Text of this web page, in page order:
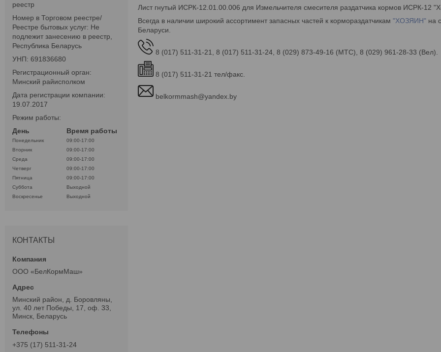
Лист гнутый ИСРК-12.01.00.006 для Измельчителя смесителя раздатчика кормов ИСРК-12
Всегда в наличии широкий ассортимент запасных частей к кормораздатчикам "ХОЗЯИН" на
Беларуси.
8 (017) 511-31-21, 8 (017) 511-31-24, 8 (029) 873-49-16 (МТС), 8 (029) 961-28-33 (Вел).
8 (017) 511-31-21 тел/факс.
belkormmash@yandex.by
реестр
Номер в Торговом реестре/
Реестре бытовых услуг: Не
подлежит занесению в реестр,
Республика Беларусь
УНП: 691836680
Регистрационный орган:
Минский райисполком
Дата регистрации компании:
19.07.2017
Режим работы:
День
Время работы
Понедельник
09:00-17:00
Вторник
09:00-17:00
Среда
09:00-17:00
Четверг
09:00-17:00
Пятница
09:00-17:00
Суббота
Выходной
Воскресенье
Выходной
КОНТАКТЫ
ООО «БелКормМаш»
Минский район, д. Боровляны,
ул. 40 лет Победы, 17, оф. 33,
Минск, Беларусь
+375 (17) 511-31-24